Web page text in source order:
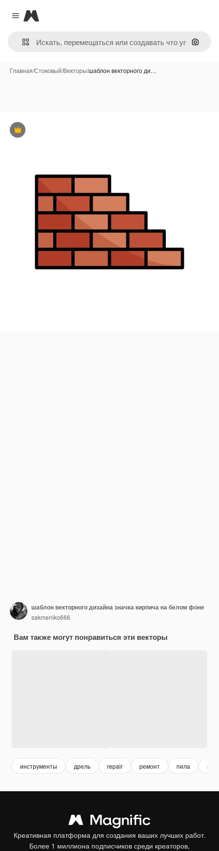
Close menu
Magnific
Поиск
Главная/Стоковый/Векторы/шаблон векторного ди…
Премиум
шаблон векторного дизайна значка кирпича на белом фоне
sakmeniko666
Вам также могут понравиться эти векторы
инструменты дрель repair ремонт пила
Креативная платформа для создания ваших лучших работ.
Более 1 миллиона подписчиков среди креаторов,